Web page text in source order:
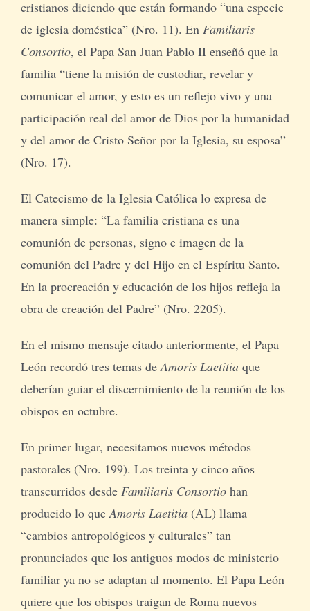
cristianos diciendo que están formando “una especie
de iglesia doméstica” (Nro. 11). En Familiaris
Consortio, el Papa San Juan Pablo II enseñó que la
familia “tiene la misión de custodiar, revelar y
comunicar el amor, y esto es un reflejo vivo y una
participación real del amor de Dios por la humanidad
y del amor de Cristo Señor por la Iglesia, su esposa”
(Nro. 17).
El Catecismo de la Iglesia Católica lo expresa de
manera simple: “La familia cristiana es una
comunión de personas, signo e imagen de la
comunión del Padre y del Hijo en el Espíritu Santo.
En la procreación y educación de los hijos refleja la
obra de creación del Padre” (Nro. 2205).
En el mismo mensaje citado anteriormente, el Papa
León recordó tres temas de Amoris Laetitiaque
deberían guiar el discernimiento de la reunión de los
obispos en octubre.
En primer lugar, necesitamos nuevos métodos
pastorales (Nro. 199). Los treinta y cinco años
transcurridos desde Familiaris Consortiohan
producido lo que Amoris Laetitia(AL) llama
“cambios antropológicos y culturales” tan
pronunciados que los antiguos modos de ministerio
familiar ya no se adaptan al momento. El Papa León
quiere que los obispos traigan de Roma nuevos